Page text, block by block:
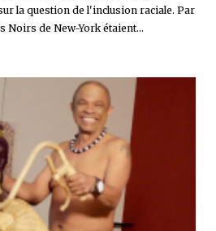
la question de l'inclusion raciale. Par
Noirs de New-York étaient...